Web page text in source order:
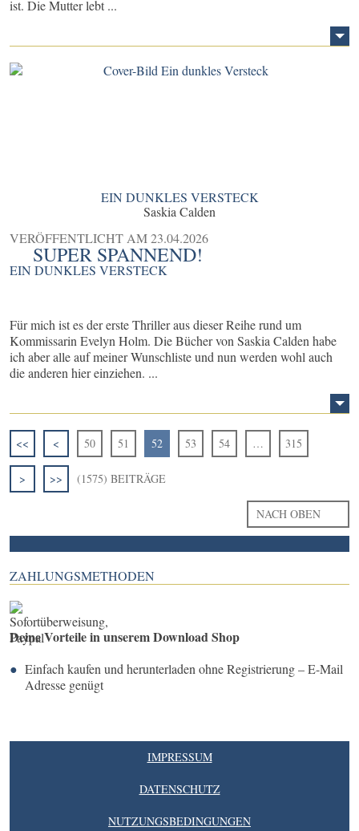
ist. Die Mutter lebt ...
EIN DUNKLES VERSTECK
Saskia Calden
VERÖFFENTLICHT AM23.04.2026
SUPER SPANNEND!
EIN DUNKLES VERSTECK
Für mich ist es der erste Thriller aus dieser Reihe rund um
Kommissarin Evelyn Holm. Die Bücher von Saskia Calden habe
ich aber alle auf meiner Wunschliste und nun werden wohl auch
die anderen hier einziehen. ...
<< < 50 51 52 53 54 … 315
> >> (1575) BEITRÄGE
NACH OBEN
ZAHLUNGSMETHODEN
Deine Vorteile in unserem Download Shop
Einfach kaufen und herunterladen ohne Registrierung – E-Mail
Adresse genügt
IMPRESSUM
DATENSCHUTZ
NUTZUNGSBEDINGUNGEN